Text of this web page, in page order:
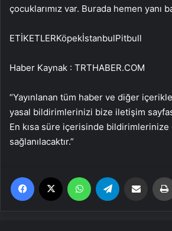
çocuklarımız var. Burada hemen yanı
ETİKETLERKöpekİstanbulPitbull
Haber Kaynak : TRTHABER.COM
“Yayınlanan tüm haber ve diğer
yasal bildirimlerinizi bize iletişim
En kısa süre içerisinde
sağlanılacaktır.”
Facebook WhatsApp Email'den paylaş